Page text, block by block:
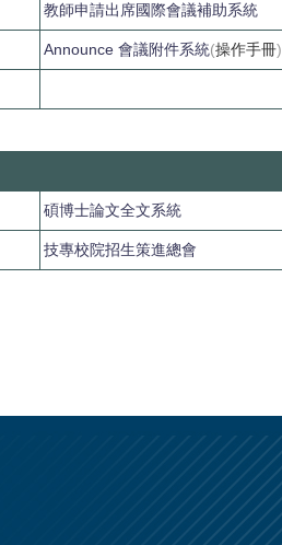
教師申請出席國際會議補助系統
Announce 會議附件系統(操作手冊)
碩博士論文全文系統
技專校院招生策進總會